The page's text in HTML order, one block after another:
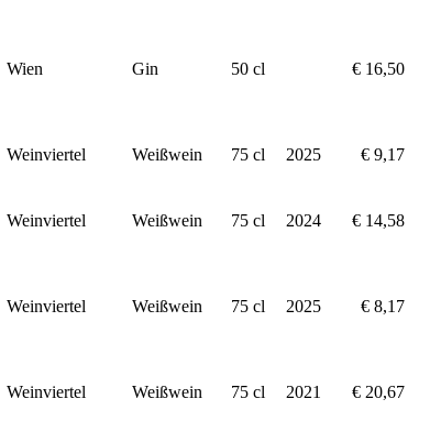
Wien Gin 50 cl € 16,50
Weinviertel Weißwein 75 cl 2025 € 9,17
Weinviertel Weißwein 75 cl 2024 € 14,58
Weinviertel Weißwein 75 cl 2025 € 8,17
Weinviertel Weißwein 75 cl 2021 € 20,67